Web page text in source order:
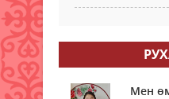
жүздеген
09 тамыз 2026 ж.
Мен